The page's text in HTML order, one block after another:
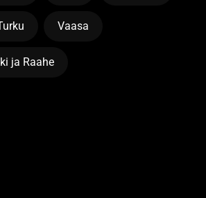
Vaasa
ja Raahe